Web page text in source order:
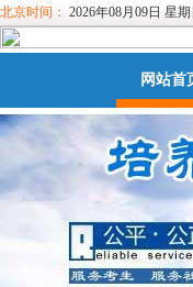
北京时间： 2026年08月09日 星期
网站首